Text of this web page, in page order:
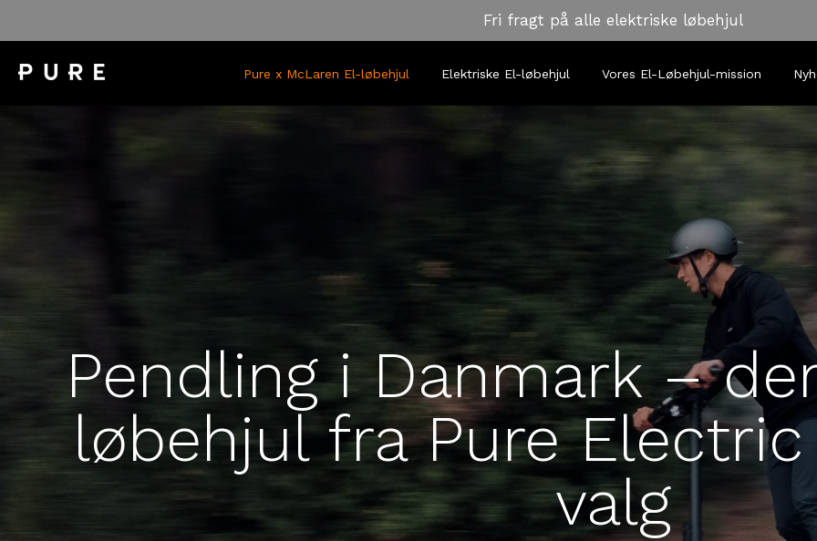
to
content
Fri fragt på alle elektriske løbehjul
Pure x McLaren El-løbehjul Elektriske El-løbehjul Vores El-Løbehjul-mission
Pendling i Danmark –
løbehjul fra Pure
valg